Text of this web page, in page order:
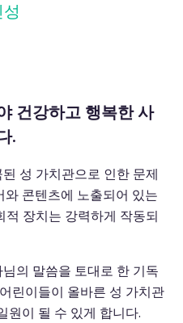
건강하고 행복한 사
.
성 가치관으로 인한 문제
콘텐츠에 노출되어 있는
장치는 강력하게 작동되
의 말씀을 토대로 한 기독
린이들이 올바른 성 가치관
원이 될 수 있게 합니다.